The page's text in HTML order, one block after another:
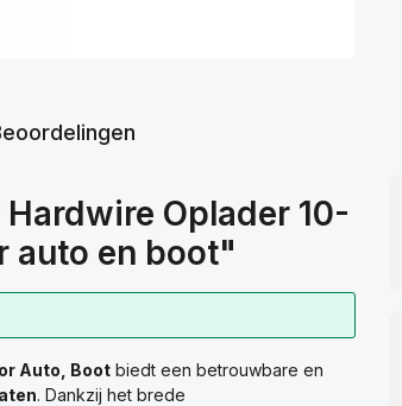
Oplader 10-
auto en boot"
Auto, Boot biedt een betrouwbare en
. Dankzij het brede